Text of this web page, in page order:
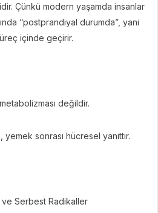
Çünkü modern yaşamda insanlar
“postprandiyal durumda”, yani
içinde geçirir.
değildir.
sonrası hücresel yanıttır.
Serbest Radikaller